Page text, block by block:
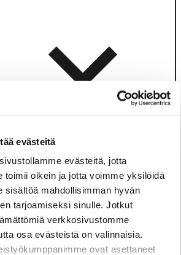
evästeitä
evästeitä, jotta
toimii oikein ja jotta voimme yksilöidä
sisältöä mahdollisimman hyvän
tarjoamiseksi sinulle. Jotkut
verkkosivustomme
osa evästeistä on valinnaisia.
ovat asettaneet